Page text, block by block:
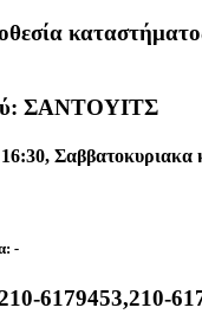
ΣΑΝΤΟΥΙΤΣ
Σαββατοκυριακα
-
6179453,210-